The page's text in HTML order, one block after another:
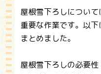
屋根雪下ろしについ
重要な作業です。以
まとめました。
屋根雪下ろしの必要性